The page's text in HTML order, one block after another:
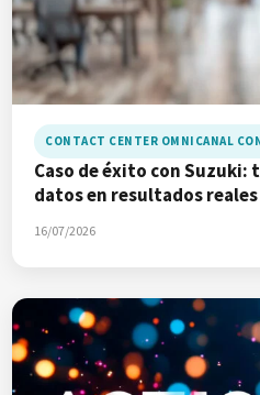
CONTACT CENTER OMNICANAL
Caso de éxito con
datos en resultados reales
16/07/2026